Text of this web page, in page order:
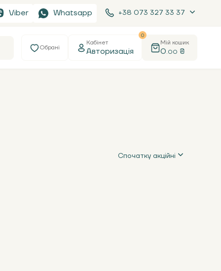
Viber Whatsapp +38 073 327 33 37
Обрані
Кабінет
Авторизація
0
Мій кошик
0.00 ₴
Спочатку акційні